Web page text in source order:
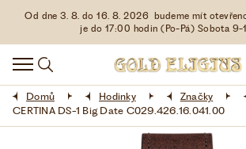
Od dne 3. 8. do 16. 8. 2026 budeme mít
je do 17:00 hodin (Po-Pá) Sobota 9-
HODINKY
DOPLŇKY
ŠPERKY
Domů Hodinky Značky
CERTINA DS-1 Big Date C029.426.16.041.00